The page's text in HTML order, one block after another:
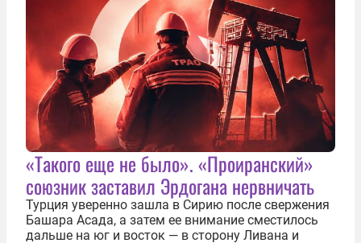
«Такого еще не было». «Проиранский»
союзник заставил Эрдогана нервничать
Турция уверенно зашла в Сирию после свержения
Башара Асада, а затем ее внимание сместилось
дальше на юг и восток — в сторону Ливана и